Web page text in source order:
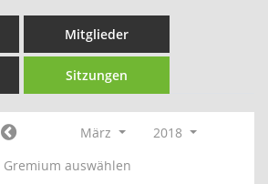
Mitglieder
Sitzungen
März
2018
Gremium auswählen